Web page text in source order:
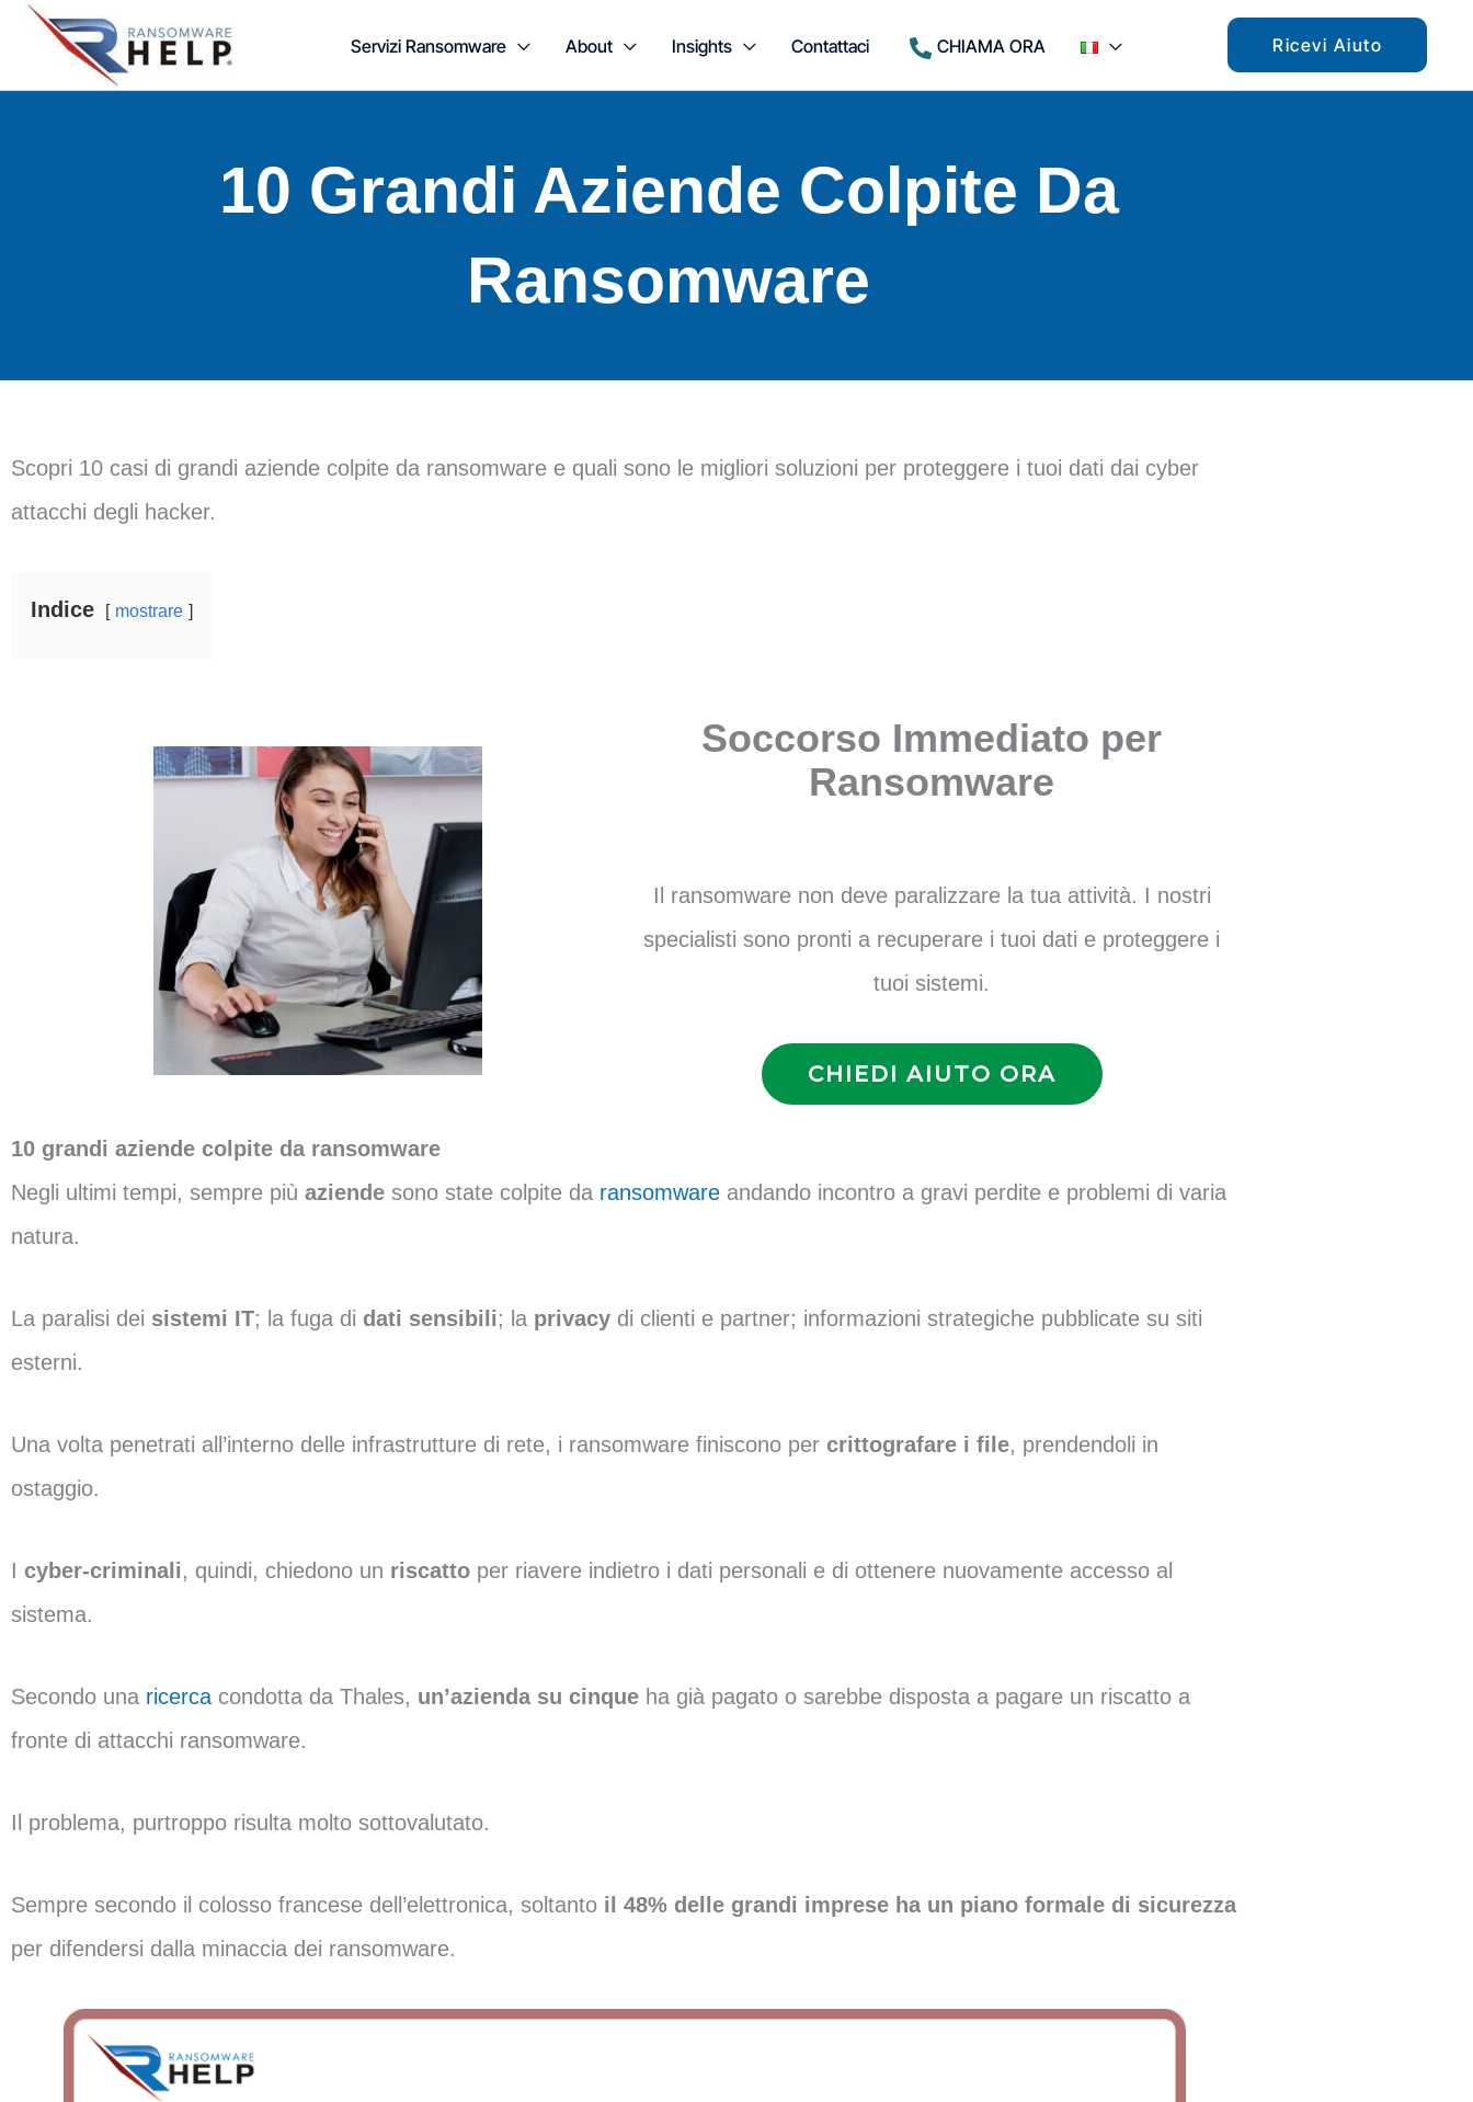
Servizi Ransomware About Insights Contattaci CHIAMA ORA Ricevi Aiuto
10 Grandi Aziende Colpite Da
Ransomware
Scopri 10 casi di grandi aziende colpite da ransomware e quali sono le migliori soluzioni per proteggere i tuoi dati dai cyber
attacchi degli hacker.
Indice mostrare
Soccorso Immediato per
Ransomware
Il ransomware non deve paralizzare la tua attività. I nostri
specialisti sono pronti a recuperare i tuoi dati e proteggere i
tuoi sistemi.
CHIEDI AIUTO ORA
10 grandi aziende colpite da ransomware
Negli ultimi tempi, sempre più aziende sono state colpite da ransomware andando incontro a gravi perdite e problemi di varia
natura.
La paralisi dei sistemi IT; la fuga di dati sensibili; la privacy di clienti e partner; informazioni strategiche pubblicate su siti
esterni.
Una volta penetrati all’interno delle infrastrutture di rete, i ransomware finiscono per crittografare i file, prendendoli in
ostaggio.
I cyber-criminali, quindi, chiedono un riscatto per riavere indietro i dati personali e di ottenere nuovamente accesso al
sistema.
Secondo una ricerca condotta da Thales, un’azienda su cinque ha già pagato o sarebbe disposta a pagare un riscatto a
fronte di attacchi ransomware.
Il problema, purtroppo risulta molto sottovalutato.
Sempre secondo il colosso francese dell’elettronica, soltanto il 48% delle grandi imprese ha un piano formale di sicurezza
per difendersi dalla minaccia dei ransomware.